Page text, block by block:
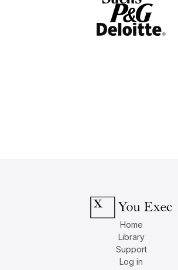
Home
Library
Support
Log in